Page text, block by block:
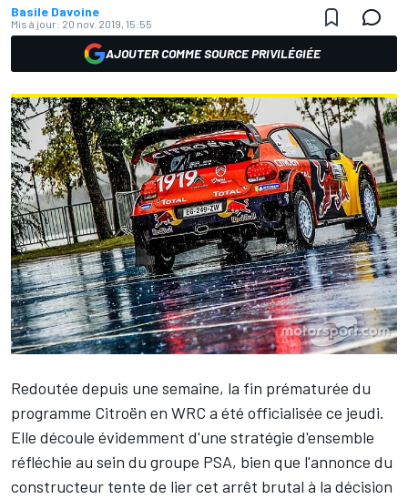
Basile Davoine
Mis à jour: 20 nov. 2019, 15:55
AJOUTER COMME SOURCE PRIVILÉGIÉE
Redoutée depuis une semaine, la fin prématurée du
programme Citroën en WRC a été officialisée ce jeudi.
Elle découle évidemment d'une stratégie d'ensemble
réfléchie au sein du groupe PSA, bien que l'annonce du
constructeur tente de lier cet arrêt brutal à la décision